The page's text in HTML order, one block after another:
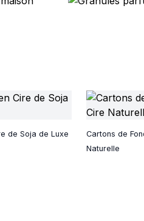
de Soja de Luxe
Cartons de
Naturelle